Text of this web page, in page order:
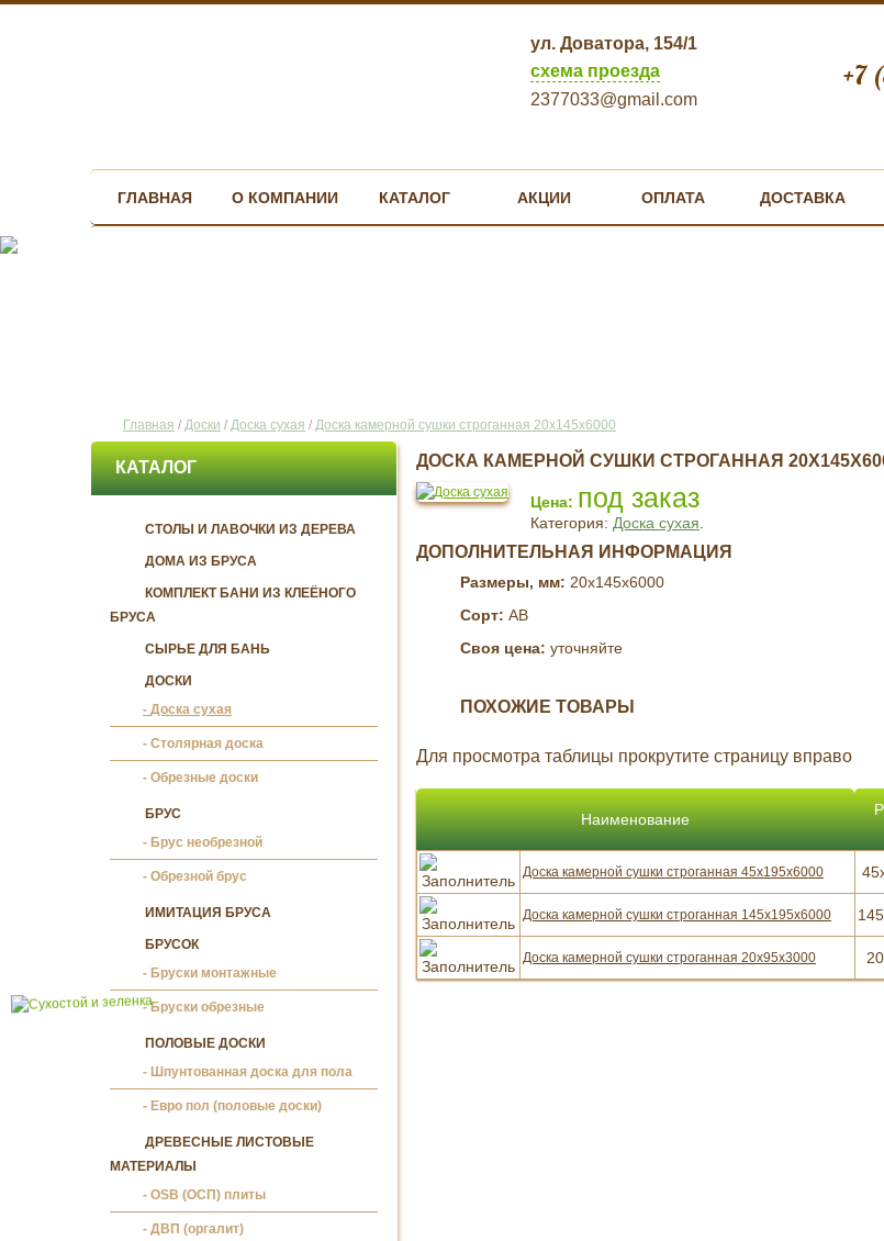
+7
ул. Доватора, 154/1
схема проезда
2377033@gmail.com
ГЛАВНАЯ О КОМПАНИИ КАТАЛОГ АКЦИИ ОПЛАТА ДОСТАВКА
Главная / Доски / Доска сухая / Доска камерной сушки строганная 20х145х6000
КАТАЛОГ
СТОЛЫ И ЛАВОЧКИ ИЗ ДЕРЕВА
ДОМА ИЗ БРУСА
КОМПЛЕКТ БАНИ ИЗ КЛЕЁНОГО
БРУСА
СЫРЬЕ ДЛЯ БАНЬ
ДОСКИ
Доска сухая
Столярная доска
Обрезные доски
БРУС
Брус необрезной
Обрезной брус
ИМИТАЦИЯ БРУСА
БРУСОК
Бруски монтажные
Бруски обрезные
ПОЛОВЫЕ ДОСКИ
Шпунтованная доска для пола
Евро пол (половые доски)
ДРЕВЕСНЫЕ ЛИСТОВЫЕ
МАТЕРИАЛЫ
OSB (ОСП) плиты
ДВП (оргалит)
ДОСКА КАМЕРНОЙ СУШКИ СТРОГАННАЯ
под заказ
Категория: Доска сухая
ДОПОЛНИТЕЛЬНАЯ ИНФОРМАЦИЯ
Размеры, мм: 20х145х6000
Сорт: AB
Своя цена: уточняйте
ПОХОЖИЕ ТОВАРЫ
Для просмотра таблицы прокрутите страницу вправо
Наименование
Доска камерной сушки строганная 45х195х6000
Доска камерной сушки строганная 145х195х6000
Доска камерной сушки строганная 20х95х3000